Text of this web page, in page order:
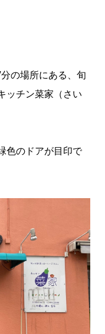
の場所にある、旬
ッチン菜家（さい
色のドアが目印で